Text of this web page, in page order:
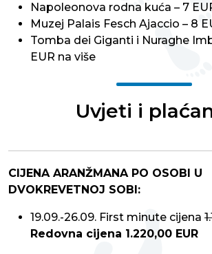
Napoleonova rodna kuća – 7
Muzej Palais Fesch Ajaccio – 8
Tomba dei Giganti i Nuraghe
EUR na više
Uvjeti i
CIJENA ARANŽMANA PO OSOBI U
DVOKREVETNOJ SOBI:
19.09.-26.09. First minute cijena
Redovna cijena 1.220,00 EUR